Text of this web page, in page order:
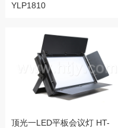
YLP1810
顶光一LED平板会议灯 HT-